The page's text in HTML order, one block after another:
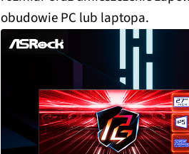
obudowie PC lub laptopa.